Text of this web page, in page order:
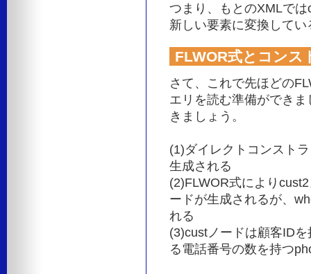
つまり、もとのXMLで
新しい要素に変換して
FLWOR式とコンス
さて、これで先ほどの
エリを読む準備ができ
きましょう。
(1)ダイレクトコンスト
生成される
(2)FLWOR式により
ードが生成されるが、
れる
(3)custノードは顧客ID
る電話番号の数を持つ